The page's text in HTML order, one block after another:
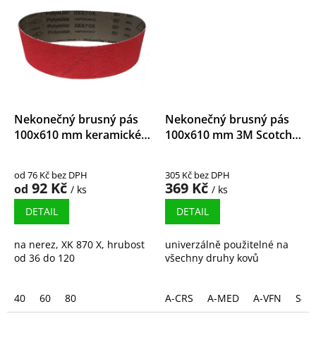
Nekonečný brusný pás
100x610 mm keramické
od 76 Kč bez DPH
od 92 Kč / ks
DETAIL
na nerez, XK 870 X, hrubost
od 36 do 120
40 60 80
Nekonečný brusný pás
100x610 mm 3M Scotch-
305 Kč bez DPH
369 Kč / ks
DETAIL
univerzálně použitelné na
všechny druhy kovů
A-CRS A-MED A-VFN S-